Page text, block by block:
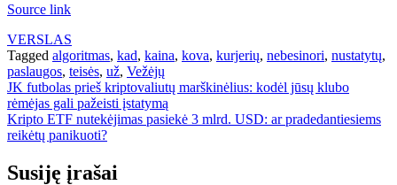
Source link
VERSLAS
Tagged algoritmas, kad, kaina, kova, kurjerių, nebesinori, nustatytų,
paslaugos, teisės, už, Vežėjų
Navigacija
tarp
įrašų
JK futbolas prieš kriptovaliutų marškinėlius: kodėl jūsų klubo
rėmėjas gali pažeisti įstatymą
Kripto ETF nutekėjimas pasiekė 3 mlrd. USD: ar pradedantiesiems
reikėtų panikuoti?
Susiję įrašai